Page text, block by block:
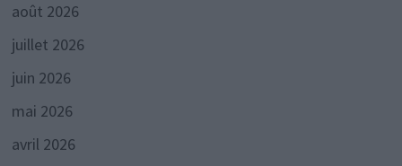
août 2026
juillet 2026
juin 2026
mai 2026
avril 2026